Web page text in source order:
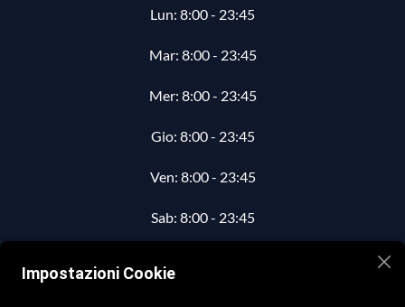
Lun: 8:00 - 23:45
Mar: 8:00 - 23:45
Mer: 8:00 - 23:45
Gio: 8:00 - 23:45
Ven: 8:00 - 23:45
Sab: 8:00 - 23:45
Impostazioni Cookie